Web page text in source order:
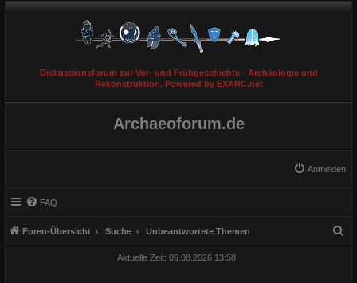
Diskussionsforum zur Vor- und Frühgeschichte - Archäologie und
Rekonstruktion. Powered by EXARC.net
Archaeoforum.de
Anmelden
FAQ
Foren-Übersicht Suche Unbeantwortete Themen
Aktuelle Zeit: 09.08.2026 13:58